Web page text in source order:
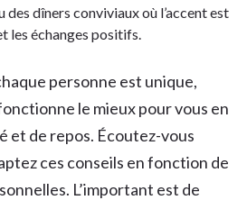
des dîners conviviaux où l’accent est
les échanges positifs.
personne est unique,
le mieux pour vous en
et de repos. Écoutez-vous
ces conseils en fonction de
L’important est de